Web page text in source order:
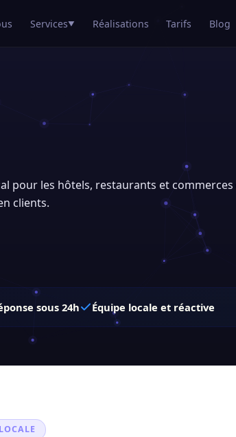
Services▼ Réalisations Tarifs Blog
pour les hôtels, restaurants et commerces
clients.
sous 24h Équipe locale et réactive